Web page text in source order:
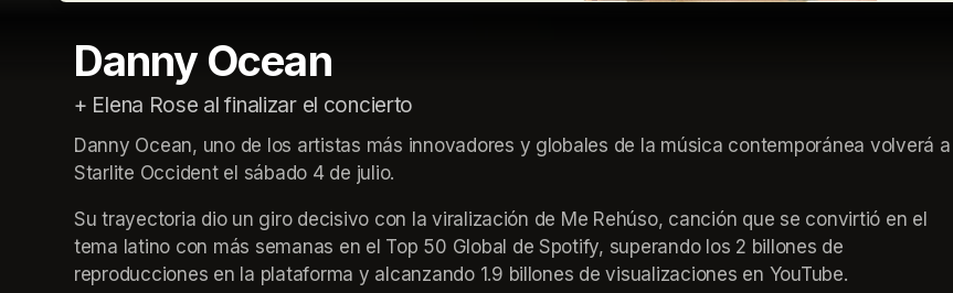
Danny Ocean
+ Elena Rose al finalizar el concierto
Danny Ocean, uno de los artistas más innovadores y globales de la música contemporánea volverá a
Starlite Occident el sábado 4 de julio.
Su trayectoria dio un giro decisivo con la viralización de Me Rehúso, canción que se convirtió en el
tema latino con más semanas en el Top 50 Global de Spotify, superando los 2 billones de
reproducciones en la plataforma y alcanzando 1.9 billones de visualizaciones en YouTube.